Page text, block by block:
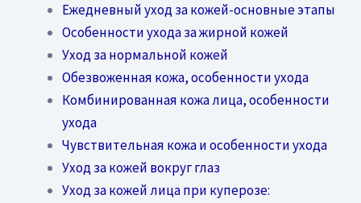
Ежедневный уход за кожей-основные этапы
Особенности ухода за жирной кожей
Уход за нормальной кожей
Обезвоженная кожа, особенности ухода
Комбинированная кожа лица, особенности
ухода
Чувствительная кожа и особенности ухода
Уход за кожей вокруг глаз
Уход за кожей лица при куперозе: